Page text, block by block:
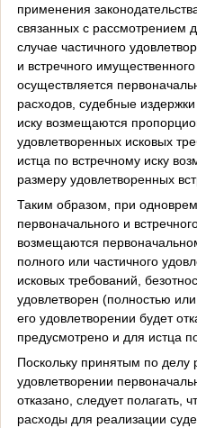
применения
связанных с рассмотрением
случае частичного
и встречного
осуществляется
расходов, судебные
иску возмещаются
удовлетворенных исковых
истца по встречному иску
размеру удовлетворенных
Таким образом, при
первоначального и
возмещаются
полного или частичного
исковых требований,
удовлетворен (полностью
его удовлетворении будет
предусмотрено и для истца
Поскольку принятым по делу
удовлетворении
отказано, следует полагать,
расходы для реализации